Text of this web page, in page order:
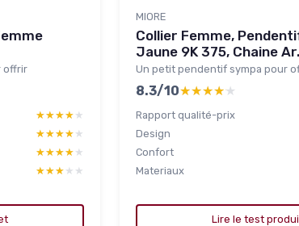
offrir
★★★★★
★★★★★
★★★★★
★★★★★
★★★★★
★★★★★
★★★★★
★★★★★
MIORE
Collier Femme,
Jaune 9K 375, Chaine
Un petit pendentif sympa pour
8.3/10★★★★★
★★★★★
Rapport qualité-prix
Design
Confort
Materiaux
Lire le test